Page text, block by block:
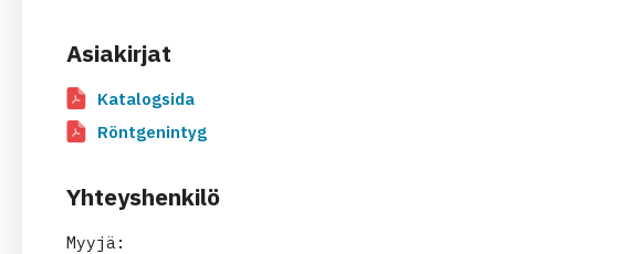
Asiakirjat
Katalogsida
Röntgenintyg
Yhteyshenkilö
Myyjä: